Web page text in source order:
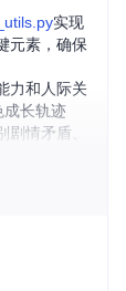
实现
元素，确保
力和人际关
成长轨迹
剧情矛盾、